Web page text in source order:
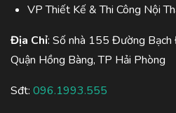
VP Thiết Kế & Thi Công Nội
Địa Chỉ: Số nhà 155 Đường Bạch
Quận Hồng Bàng, TP Hải Phòng
Sđt: 096.1993.555